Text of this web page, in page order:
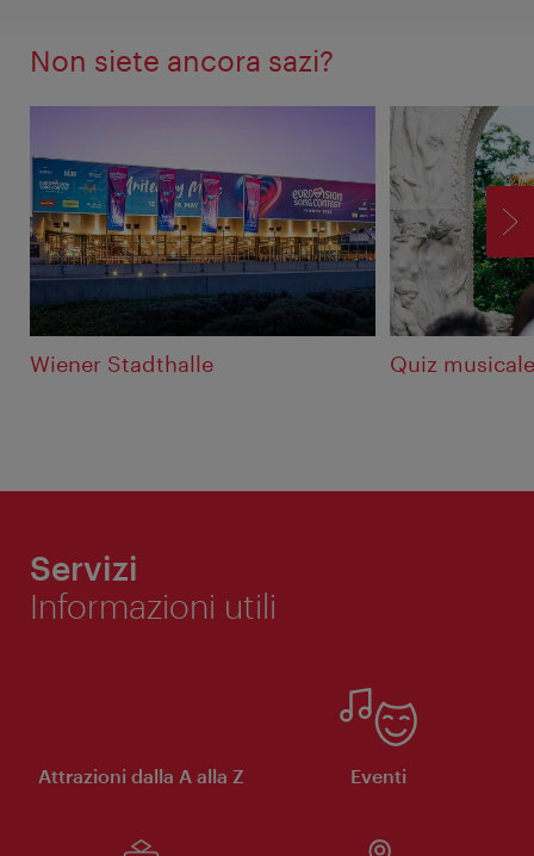
Non siete ancora sazi?
Wiener Stadthalle Quiz
Servizi
Informazioni utili
Attrazioni dalla A alla Z Eventi